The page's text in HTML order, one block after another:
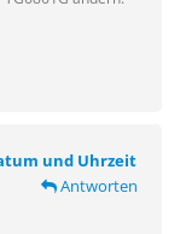
und Uhrzeit
Antworten